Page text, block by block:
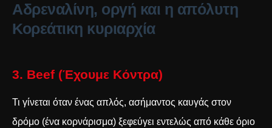
Αδρεναλίνη, οργή και η απόλυτη
Κορεάτικη κυριαρχία
3. Beef (Έχουμε Κόντρα)
Τι γίνεται όταν ένας απλός, ασήμαντος καυγάς στον
δρόμο (ένα κορνάρισμα) ξεφεύγει εντελώς από κάθε όριο